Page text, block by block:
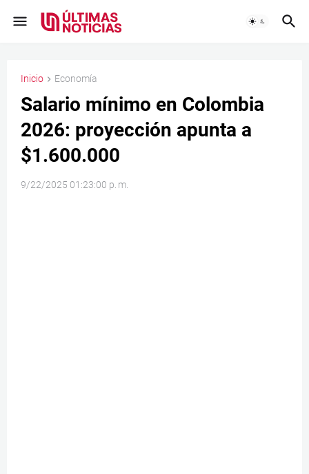
Inicio Economía
Salario mínimo en Colombia
2026: proyección apunta a
$1.600.000
9/22/2025 01:23:00 p. m.